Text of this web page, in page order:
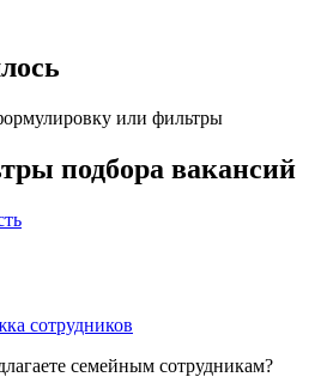
или фильтры
подбора вакансий
сотрудников
семейным сотрудникам?